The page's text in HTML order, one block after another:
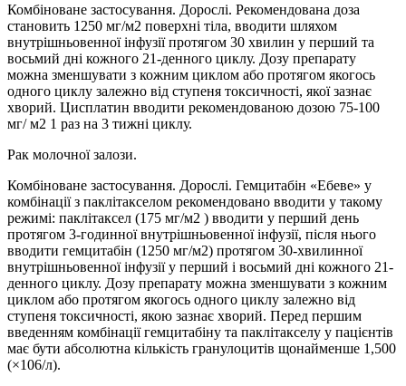
Комбіноване застосування. Дорослі. Рекомендована доза
становить 1250 мг/м2 поверхні тіла, вводити шляхом
внутрішньовенної інфузії протягом 30 хвилин у перший та
восьмий дні кожного 21-денного циклу. Дозу препарату
можна зменшувати з кожним циклом або протягом якогось
одного циклу залежно від ступеня токсичності, якої зазнає
хворий. Цисплатин вводити рекомендованою дозою 75-100
мг/ м2 1 раз на 3 тижні циклу.
Рак молочної залози.
Комбіноване застосування. Дорослі. Гемцитабін «Ебеве» у
комбінації з паклітакселом рекомендовано вводити у такому
режимі: паклітаксел (175 мг/м2 ) вводити у перший день
протягом 3-годинної внутрішньовенної інфузії, після нього
вводити гемцитабін (1250 мг/м2) протягом 30-хвилинної
внутрішньовенної інфузії у перший і восьмий дні кожного 21-
денного циклу. Дозу препарату можна зменшувати з кожним
циклом або протягом якогось одного циклу залежно від
ступеня токсичності, якою зазнає хворий. Перед першим
введенням комбінації гемцитабіну та паклітакселу у пацієнтів
має бути абсолютна кількість гранулоцитів щонайменше 1,500
(×106/л).